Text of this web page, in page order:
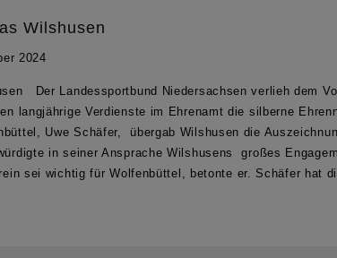
Wilshusen
2024
Der Landessportbund Niedersachsen verlieh dem
langjährige Verdienste im Ehrenamt die silberne
Uwe Schäfer, übergab Wilshusen die
in seiner Ansprache Wilshusens großes
sei wichtig für Wolfenbüttel, betonte er. Schäfer hat